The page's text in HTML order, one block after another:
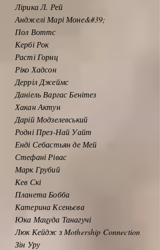
Лірика Л. Рей
Анджелі Марі Моне&#39;
Пол Воттс
Кербі Рок
Расті Горнц
Ріко Хадсон
Дерріл Джеймс
Даніель Варгас Бенітез
Хакан Актун
Дарій Модзелевський
Родні През-Най Уайт
Енді Себастьян де Мей
Стефані Рівас
Марк Грубий
Кев Скі
Планета Бобба
Катерина Ксеньєва
Юка Мацуда Танагучі
Люк Кейдж з Mothership Connection
Зін Уру